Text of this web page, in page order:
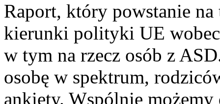
Raport, który powstanie
kierunki polityki UE wobec
w tym na rzecz osób z
osobę w spektrum,
ankiety. Wspólnie możemy